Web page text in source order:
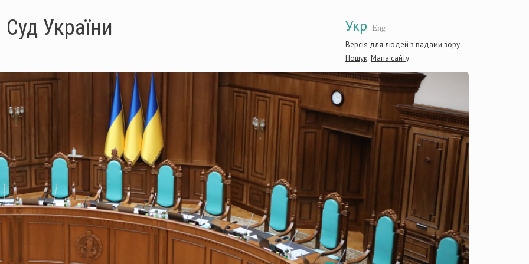
Укр Eng
Версія для людей з вадами зору
Пошук Мапа сайту
України
України